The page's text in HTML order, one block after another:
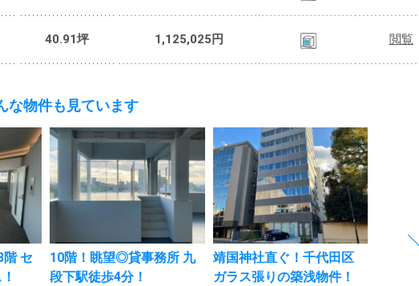
40.91坪 1,125,025円 閲覧
な物件も見ています
階 セ
10階！眺望◎貸事務所 九
段下駅徒歩4分！
靖国神社直ぐ！千代田区
ガラス張りの築浅物件！
麻布
ャレ